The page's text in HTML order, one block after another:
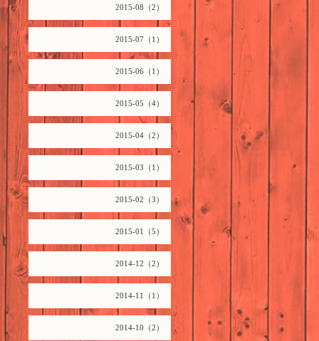
2015-08（2）
2015-07（1）
2015-06（1）
2015-05（4）
2015-04（2）
2015-03（1）
2015-02（3）
2015-01（5）
2014-12（2）
2014-11（1）
2014-10（2）